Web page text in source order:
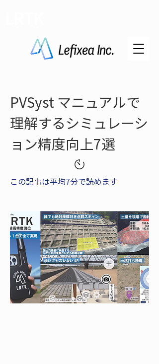
PVSyst マニュアルで
理解するシミュレーシ
ョン精度向上7選
この記事は平均7分で読めます